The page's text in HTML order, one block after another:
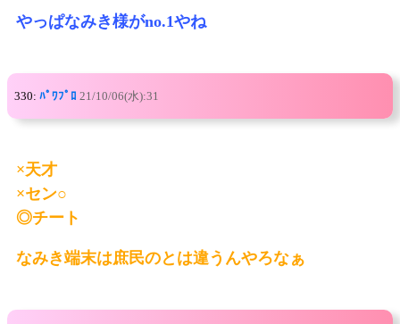
やっぱなみき様がno.1やね
330: ﾊﾟﾜﾌﾟﾛ 21/10/06(水):31
×天才
×セン○
◎チート
なみき端末は庶民のとは違うんやろなぁ